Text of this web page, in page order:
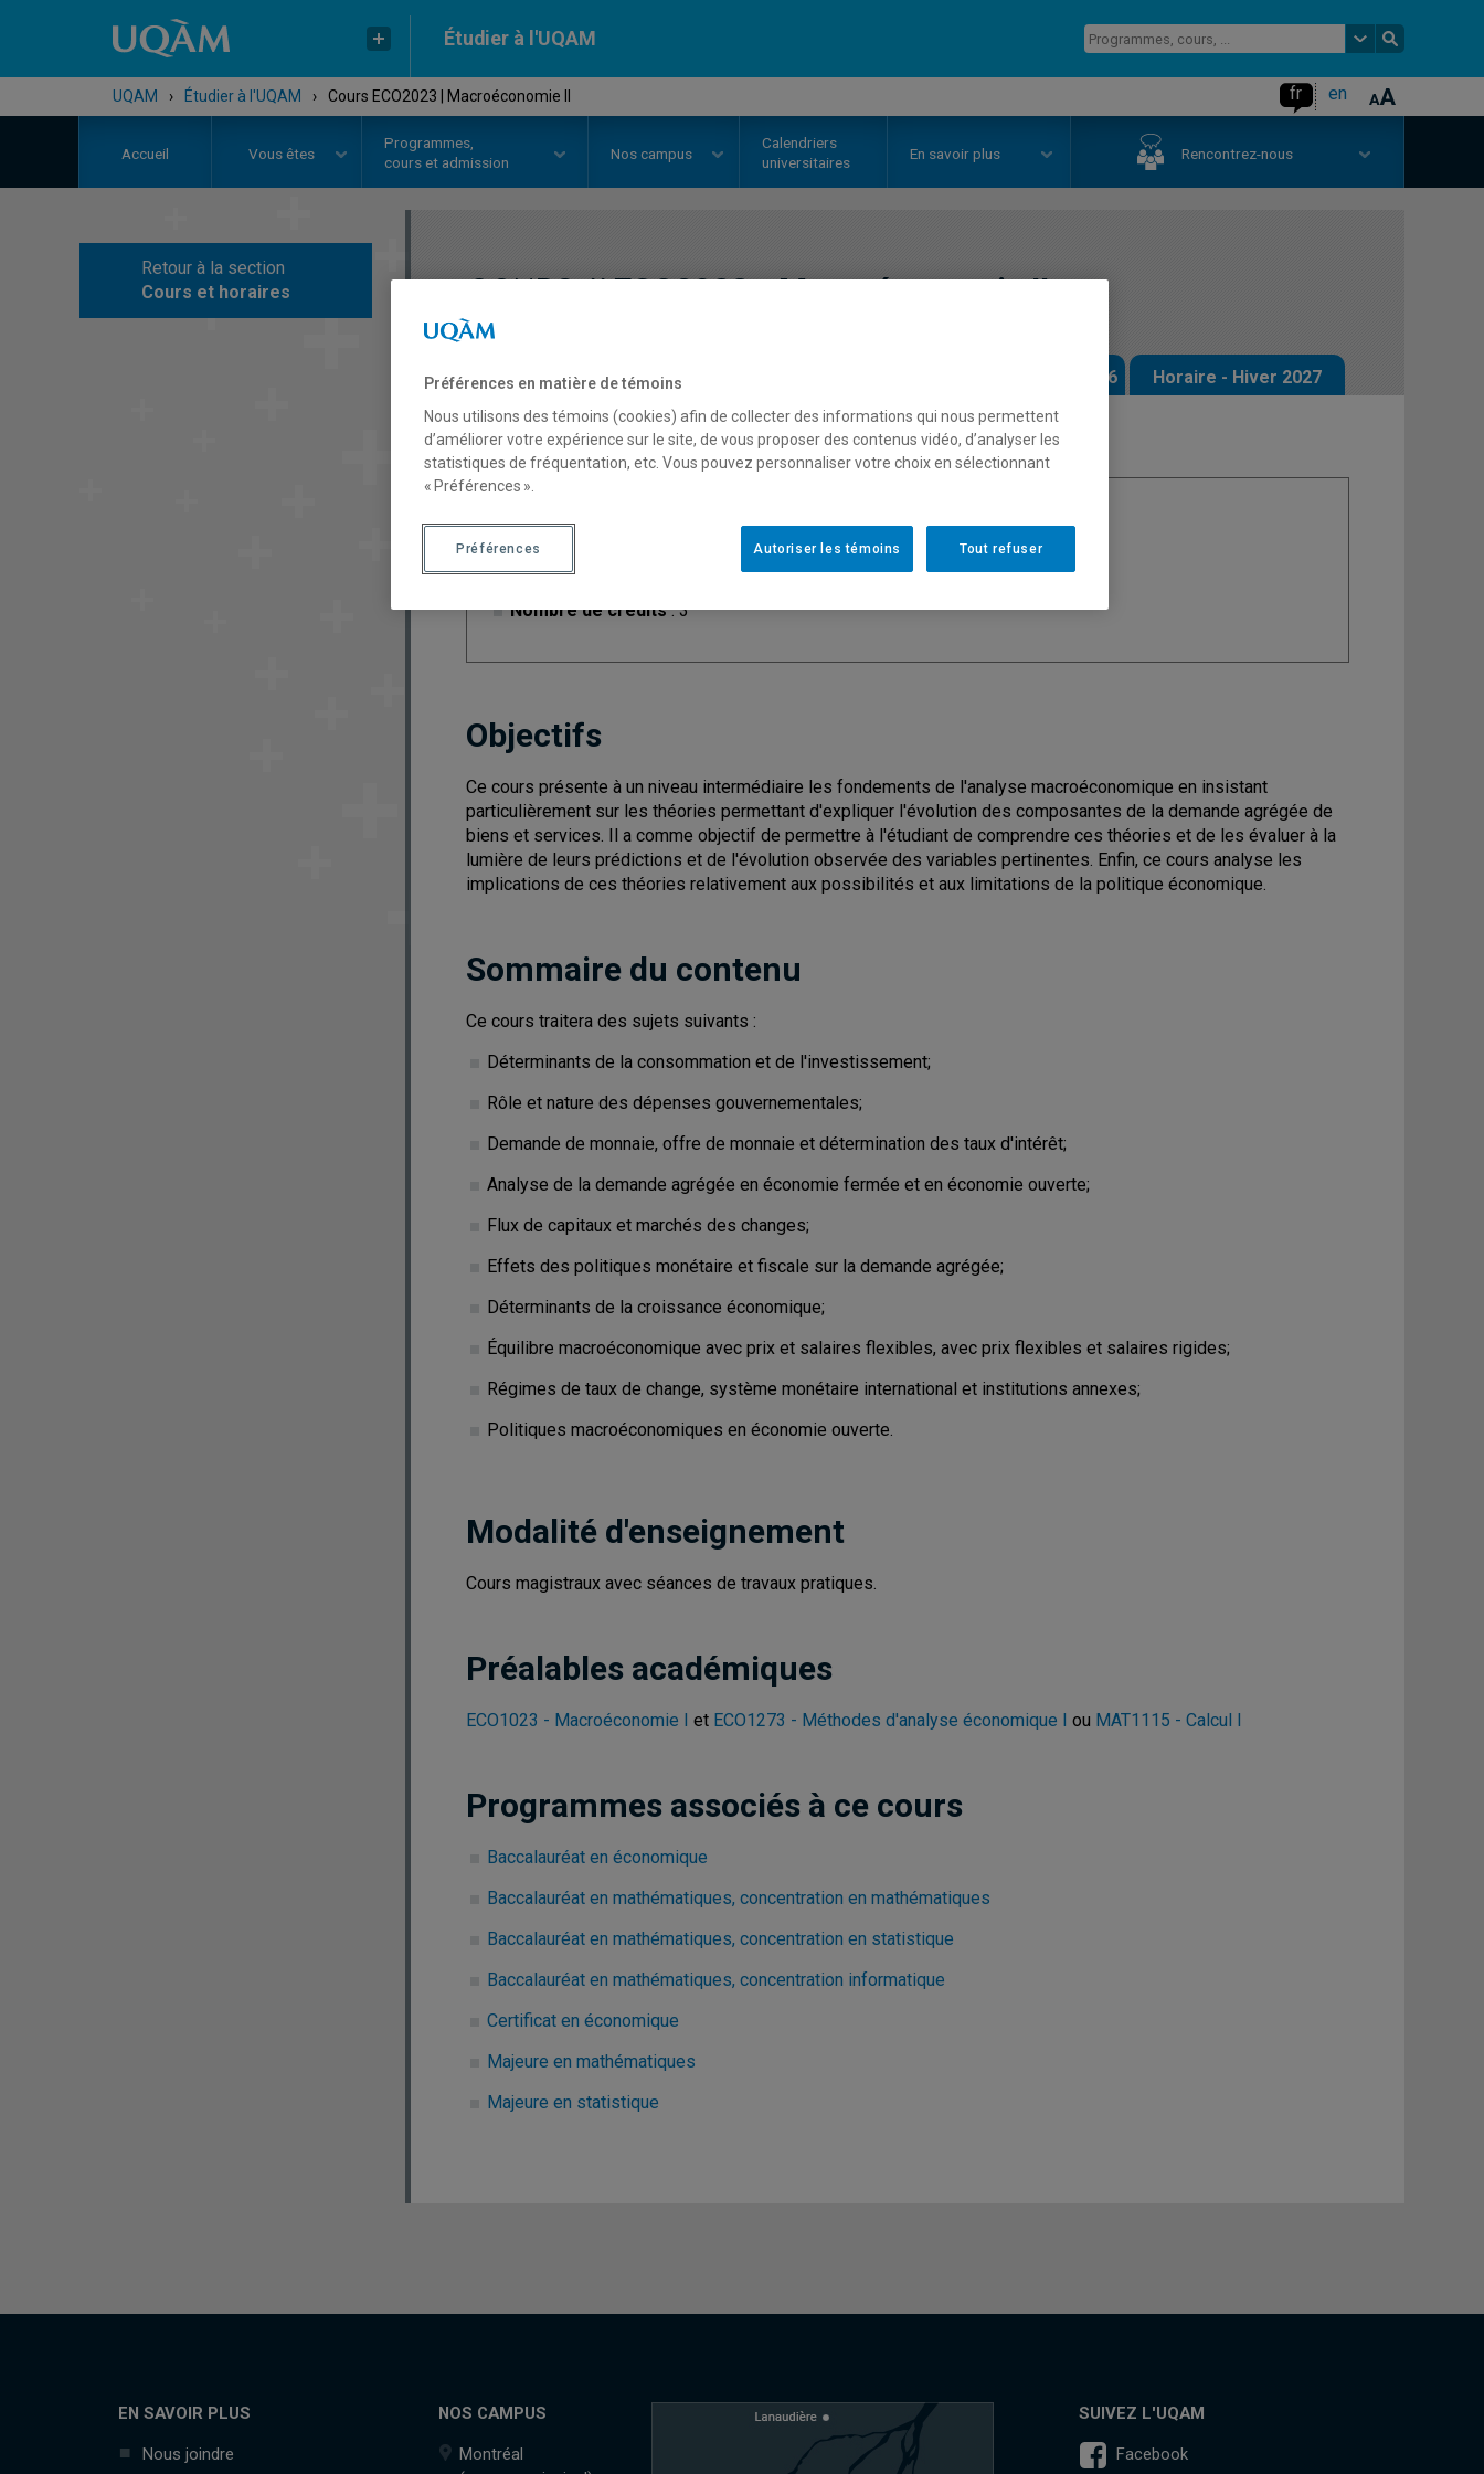
Étudier à l'UQAM
UQAM › Étudier à l'UQAM › Cours ECO2023 | Macroéconomie II fr en
Accueil Vous êtes
Programmes,
cours et admission
Nos campus
Calendriers
universitaires
En savoir plus Rencontrez-nous
Retour à la section
Cours et horaires
COURS// ECO2023-Macroéconomie II
Description Horaire - Automne 2026 Horaire - Hiver 2027
Cycle: 1
Type de cours
Nombre de crédits: 3
Discipline: Économie
Objectifs
Ce cours présente à un niveau intermédiaire les fondements de l'analyse macroéconomique en insistant
particulièrement sur les théories permettant d'expliquer l'évolution des composantes de la demande agrégée de
biens et services. Il a comme objectif de permettre à l'étudiant de comprendre ces théories et de les évaluer à la
lumière de leurs prédictions et de l'évolution observée des variables pertinentes. Enfin, ce cours analyse les
implications de ces théories relativement aux possibilités et aux limitations de la politique économique.
Sommaire du contenu
Ce cours traitera des sujets suivants :
Déterminants de la consommation et de l'investissement;
Rôle et nature des dépenses gouvernementales;
Demande de monnaie, offre de monnaie et détermination des taux d'intérêt;
Analyse de la demande agrégée en économie fermée et en économie ouverte;
Flux de capitaux et marchés des changes;
Effets des politiques monétaire et fiscale sur la demande agrégée;
Déterminants de la croissance économique;
Équilibre macroéconomique avec prix et salaires flexibles, avec prix flexibles et salaires rigides;
Régimes de taux de change, système monétaire international et institutions annexes;
Politiques macroéconomiques en économie ouverte.
Modalité d'enseignement
Cours magistraux avec séances de travaux pratiques.
Préalables académiques
ECO1023 - Macroéconomie I et ECO1273 - Méthodes d'analyse économique I ou MAT1115 - Calcul I
Programmes associés à ce cours
Baccalauréat en économique
Baccalauréat en mathématiques, concentration en mathématiques
Baccalauréat en mathématiques, concentration en statistique
Baccalauréat en mathématiques, concentration informatique
Certificat en économique
Majeure en mathématiques
Majeure en statistique
EN SAVOIR PLUS
Nous joindre
NOS CAMPUS
Montréal
SUIVEZ L'UQAM
Facebook
Préférences en matière de témoins
Nous utilisons des témoins (cookies) afin de collecter des informations qui nous permettent
d’améliorer votre expérience sur le site, de vous proposer des contenus vidéo, d’analyser les
statistiques de fréquentation, etc. Vous pouvez personnaliser votre choix en sélectionnant
« Préférences ».
Tout refuser
Autoriser les témoins
Préférences